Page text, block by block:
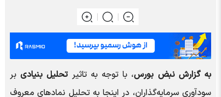
به گزارش نبض بورس، با توجه به تاثیرتحلیل بنیادی بر
سودآوری سرمایه‌گذاران، در اینجا به تحلیل نماد‌های معروف